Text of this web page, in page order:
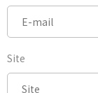
Site